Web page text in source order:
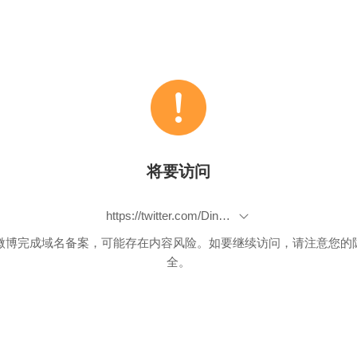
将要访问
https://twitter.com/Dinosn/status/1092851679400218624
博完成域名备案，可能存在内容风险。如要继续访问，请注意您的
全。